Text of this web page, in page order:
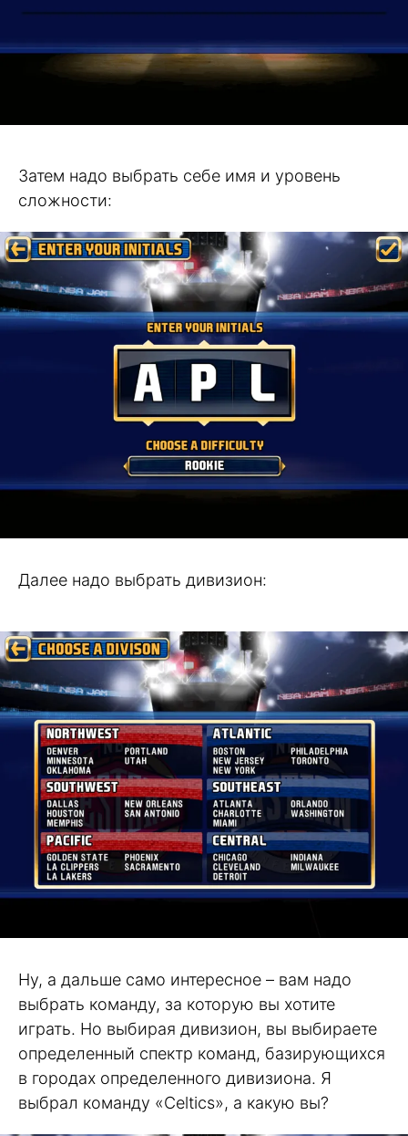
Затем надо выбрать себе имя и уровень
сложности:
Далее надо выбрать дивизион:
Ну, а дальше само интересное – вам надо
выбрать команду, за которую вы хотите
играть. Но выбирая дивизион, вы выбираете
определенный спектр команд, базирующихся
в городах определенного дивизиона. Я
выбрал команду «Celtics», а какую вы?